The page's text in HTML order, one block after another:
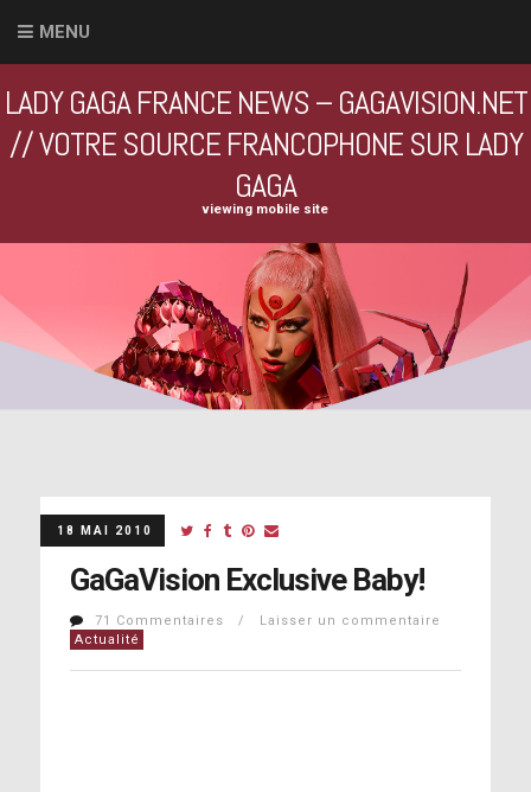
MENU
LADY GAGA FRANCE NEWS – GAGAVISION.NET
// VOTRE SOURCE FRANCOPHONE SUR LADY
GAGA
viewing mobile site
18 MAI 2010
GaGaVision Exclusive Baby!
71 Commentaires / Laisser un commentaire
Actualité